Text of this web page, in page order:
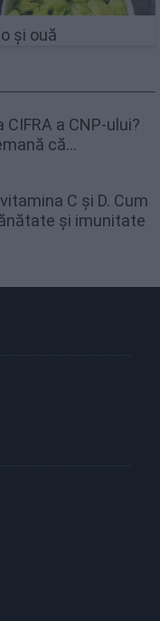
și ouă
CIFRA a CNP-ului?
că...
C și D. Cum
și imunitate